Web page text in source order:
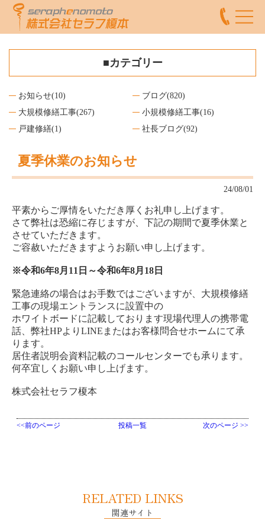
■カテゴリー
お知らせ(10) ブログ(820)
大規模修繕工事(267) 小規模修繕工事(16)
戸建修繕(1) 社長ブログ(92)
夏季休業のお知らせ
24/08/01
平素からご厚情をいただき厚くお礼申し上げます。
さて弊社は恐縮に存じますが、下記の期間で夏季休業と
させていただきます。
ご容赦いただきますようお願い申し上げます。
※令和6年8月11日～令和6年8月18日
緊急連絡の場合はお手数ではございますが、大規模修繕
工事の現場エントランスに設置中の
ホワイトボードに記載しております現場代理人の携帯電
話、弊社HPよりLINEまたはお客様問合せホームにて承
ります。
居住者説明会資料記載のコールセンターでも承ります。
何卒宜しくお願い申し上げます。
株式会社セラフ榎本
<<前のページ 投稿一覧 次のページ >>
RELATED LINKS
関連サイト